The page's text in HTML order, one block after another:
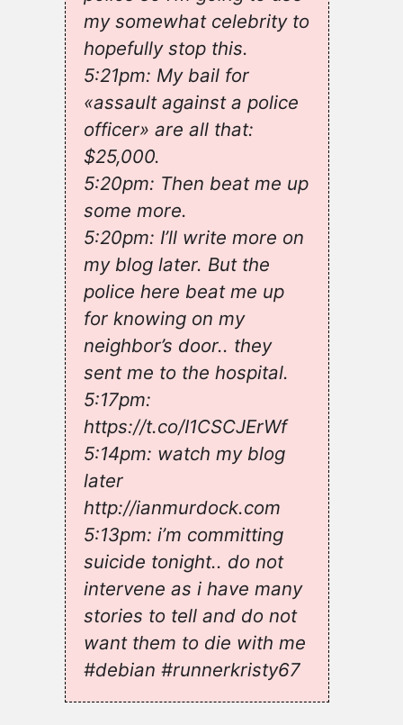
my somewhat celebrity to
hopefully stop this.
5:21pm: My bail for
«assault against a police
officer» are all that:
$25,000.
5:20pm: Then beat me up
some more.
5:20pm: I’ll write more on
my blog later. But the
police here beat me up
for knowing on my
neighbor’s door.. they
sent me to the hospital.
5:17pm:
https://t.co/I1CSCJErWf
5:14pm: watch my blog
later
http://ianmurdock.com
5:13pm: i’m committing
suicide tonight.. do not
intervene as i have many
stories to tell and do not
want them to die with me
#debian #runnerkristy67